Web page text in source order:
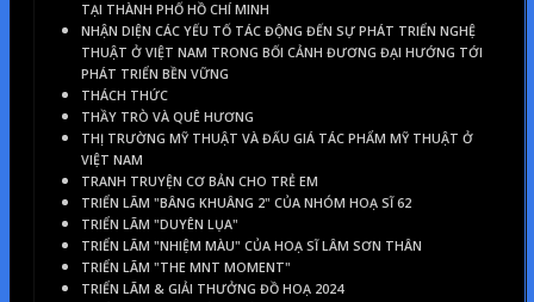
TẠI THÀNH PHỐ HỒ CHÍ MINH
NHẬN DIỆN CÁC YẾU TỐ TÁC ĐỘNG ĐẾN SỰ PHÁT TRIỂN NGHỆ
THUẬT Ở VIỆT NAM TRONG BỐI CẢNH ĐƯƠNG ĐẠI HƯỚNG TỚI
PHÁT TRIỂN BỀN VỮNG
THÁCH THỨC
THẦY TRÒ VÀ QUÊ HƯƠNG
THỊ TRƯỜNG MỸ THUẬT VÀ ĐẤU GIÁ TÁC PHẨM MỸ THUẬT Ở
VIỆT NAM
TRANH TRUYỆN CƠ BẢN CHO TRẺ EM
TRIỂN LÃM "BÂNG KHUÂNG 2" CỦA NHÓM HOẠ SĨ 62
TRIỂN LÃM "DUYÊN LỤA"
TRIỂN LÃM "NHIỆM MÀU" CỦA HOẠ SĨ LÂM SƠN THÂN
TRIỂN LÃM "THE MNT MOMENT"
TRIỂN LÃM & GIẢI THƯỞNG ĐỒ HOẠ 2024